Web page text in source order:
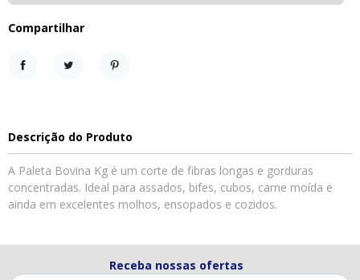
Compartilhar
Descrição do Produto
A Paleta Bovina Kg é um corte de fibras longas e gorduras
concentradas. Ideal para assados, bifes, cubos, carne moída e
ainda em excelentes molhos, ensopados e cozidos.
Receba nossas ofertas